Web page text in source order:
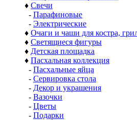
♦ Свечи
- Парафиновые
- Электрические
♦ Очаги и чаши для костра,
♦ Светящиеся фигуры
♦ Детская площадка
♦ Пасхальная коллекция
- Пасхальные яйца
- Сервировка стола
- Декор и украшения
- Вазочки
- Цветы
- Подарки